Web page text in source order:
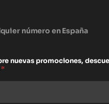
número en España
nuevas promociones,
*